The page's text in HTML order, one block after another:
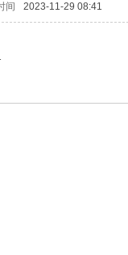
间 2023-11-29 08:41